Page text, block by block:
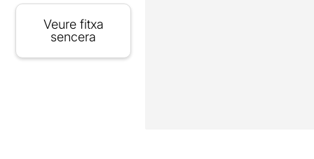
Veure fitxa
sencera